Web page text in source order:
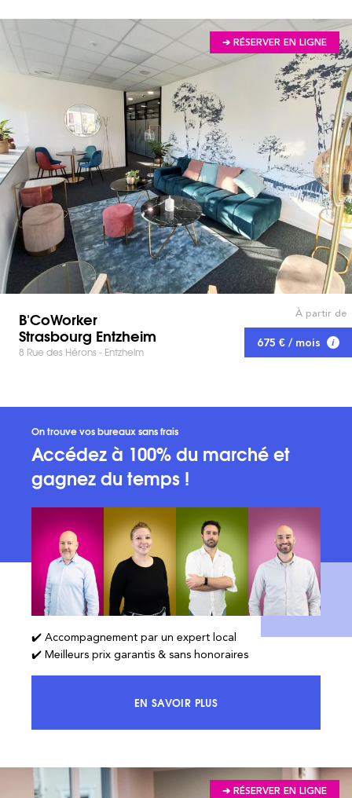
➔ RÉSERVER EN LIGNE
B'CoWorker
Strasbourg Entzheim
8 Rue des Hérons - Entzheim
À partir de
675 € / mois
On trouve vos bureaux sans frais
Accédez à 100% du marché et
gagnez du temps !
✔️ Accompagnement par un expert local
✔️ Meilleurs prix garantis & sans honoraires
EN SAVOIR PLUSACCÉDEZ À 100% DU MARCHÉ ET
➔ RÉSERVER EN LIGNE